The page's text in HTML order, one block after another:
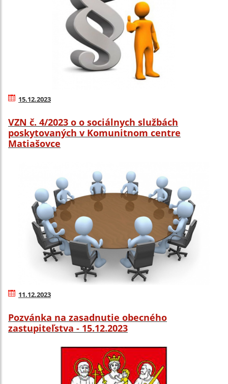
15.12.2023
VZN č. 4/2023 o o sociálnych službách
poskytovaných v Komunitnom centre
Matiašovce
11.12.2023
Pozvánka na zasadnutie obecného
zastupiteľstva - 15.12.2023